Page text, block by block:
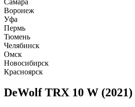
Самара
Воронеж
Уфа
Пермь
Тюмень
Челябинск
Омск
Новосибирск
Красноярск
DeWolf TRX 10 W (2021)